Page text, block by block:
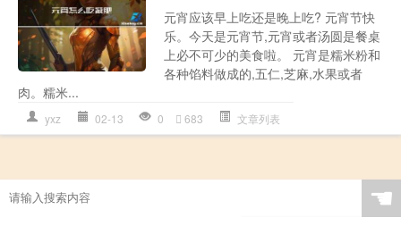
元宵应该早上吃还是晚上吃? 元宵节快
乐。今天是元宵节,元宵或者汤圆是餐桌
上必不可少的美食啦。 元宵是糯米粉和
各种馅料做成的,五仁,芝麻,水果或者
肉。糯米...
yxz 02-13 0 683 文章列表
☚